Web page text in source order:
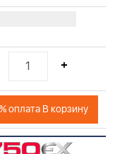
+
оплата В корзину